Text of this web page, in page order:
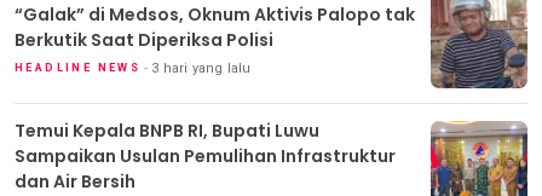
“Galak” di Medsos, Oknum Aktivis Palopo tak
Berkutik Saat Diperiksa Polisi
HEADLINE NEWS 3 hari yang lalu
Temui Kepala BNPB RI, Bupati Luwu
Sampaikan Usulan Pemulihan Infrastruktur
dan Air Bersih